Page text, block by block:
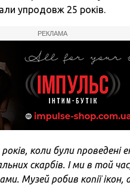
упродовж 25 років.
РЕКЛАМА
коли були проведені
скарбів. І ми в той
Музей робив копії